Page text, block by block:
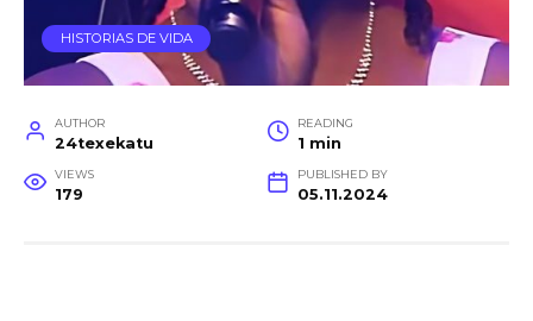
HISTORIAS DE VIDA
AUTHOR
24texekatu
READING
1 min
VIEWS
179
PUBLISHED BY
05.11.2024